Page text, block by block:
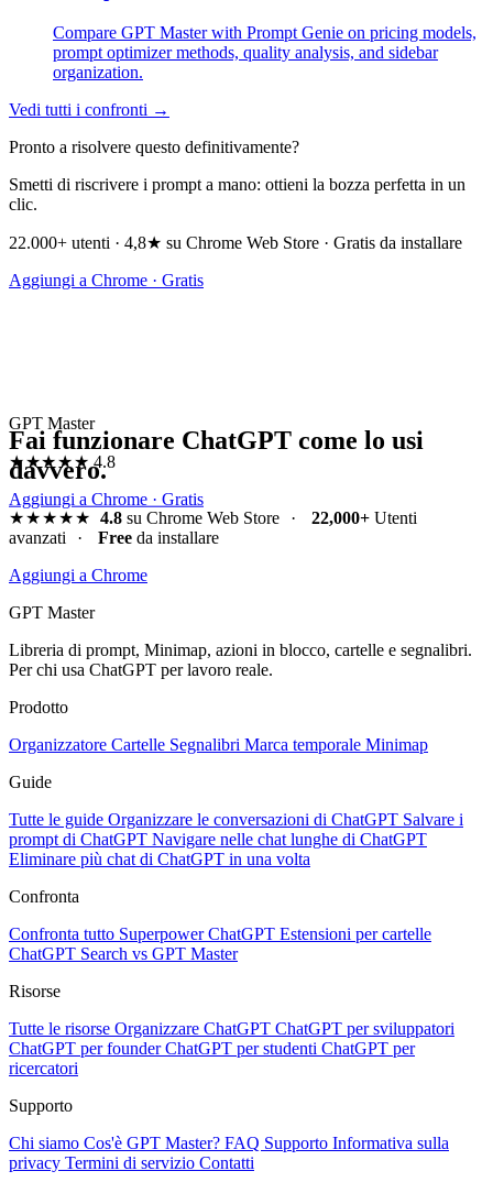
Compare GPT Master with Prompt Genie on pricing models,
prompt optimizer methods, quality analysis, and sidebar
organization.
Vedi tutti i confronti →
Pronto a risolvere questo definitivamente?
Smetti di riscrivere i prompt a mano: ottieni la bozza perfetta in un
clic.
22.000+ utenti · 4,8★ su Chrome Web Store · Gratis da installare
Aggiungi a Chrome · Gratis
GPT Master
★★★★★ 4.8
Aggiungi a Chrome · Gratis
Fai funzionare ChatGPT come lo usi
davvero.
★★★★★ 4.8su Chrome Web Store · 22,000+Utenti
avanzati
· Free da installare
Aggiungi a Chrome
GPT Master
Libreria di prompt, Minimap, azioni in blocco, cartelle e segnalibri.
Per chi usa ChatGPT per lavoro reale.
Prodotto
Organizzatore Cartelle Segnalibri Marca temporale Minimap
Guide
Tutte le guide Organizzare le conversazioni di ChatGPT Salvare i
prompt di ChatGPT Navigare nelle chat lunghe di ChatGPT
Eliminare più chat di ChatGPT in una volta
Confronta
Confronta tutto Superpower ChatGPT Estensioni per cartelle
ChatGPT Search vs GPT Master
Risorse
Tutte le risorse Organizzare ChatGPT ChatGPT per sviluppatori
ChatGPT per founderChatGPT per studenti ChatGPT per
ricercatori
Supporto
Chi siamo Cos'è GPT Master? FAQ Supporto Informativa sulla
privacy Termini di servizio Contatti